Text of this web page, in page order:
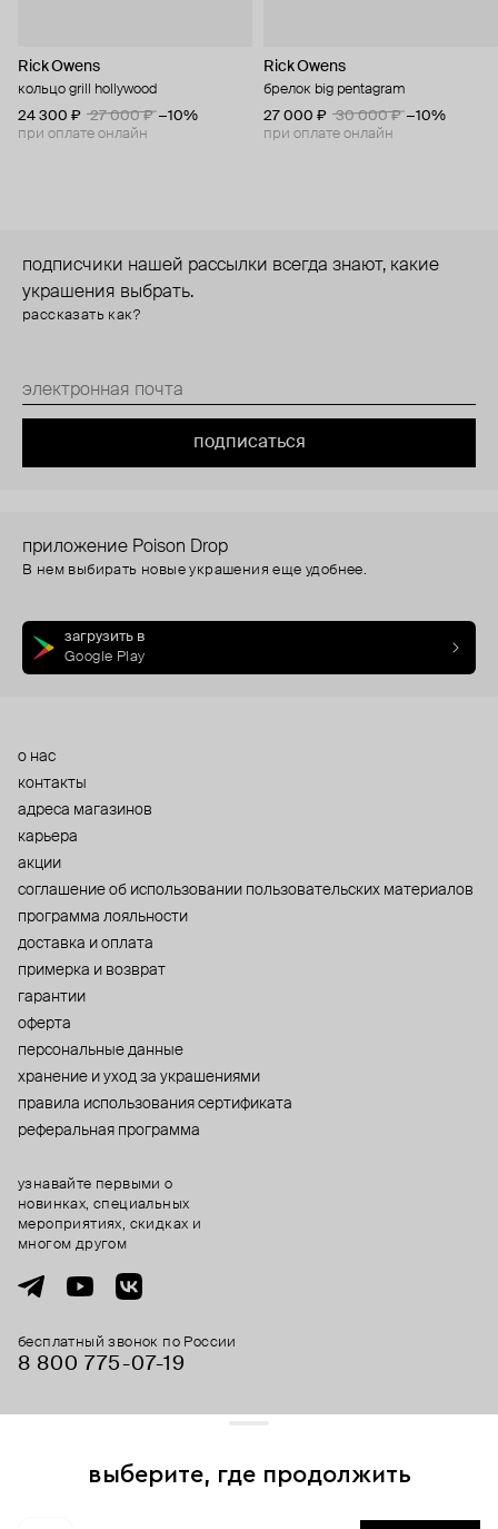
Rick Owens
кольцо grill hollywood
24 300 ₽
27 000 ₽ −10%
при оплате онлайн
Rick Owens
брелок big pentagram
27 000 ₽
30 000 ₽ −10%
при оплате онлайн
подписчики нашей рассылки всегда знают, какие
украшения выбрать.
рассказать как?
подписаться
приложение Poison Drop
В нем выбирать новые украшения еще удобнее.
загрузить в
Google Play
о нас
контакты
адреса магазинов
карьера
акции
cоглашение об использовании пользовательских материалов
программа лояльности
доставка и оплата
примерка и возврат
гарантии
оферта
персональные данные
хранение и уход за украшениями
правила использования сертификата
реферальная программа
бесплатный звонок по России
8 800 775⁠-07⁠-19
узнавайте первыми о
новинках, специальных
мероприятиях, скидках и
многом другом
выберите, где продолжить